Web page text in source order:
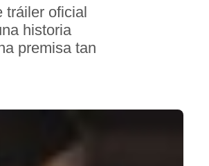
oficial
historia
premisa tan